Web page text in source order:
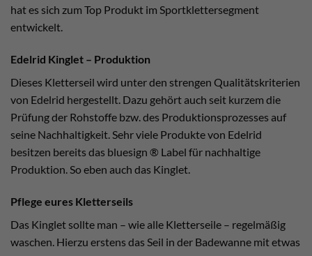
hat es sich zum Top Produkt im Sportklettersegment
entwickelt.
Edelrid Kinglet – Produktion
Dieses Kletterseil wird unter den strengen Qualitätskriterien
von Edelrid hergestellt. Dazu gehört auch seit kurzem die
Prüfung der Rohstoffe bzw. des Produktionsprozesses auf
seine Nachhaltigkeit. Sehr viele Produkte von Edelrid
besitzen bereits das bluesign ® Label für nachhaltige
Produktion. So eben auch das Kinglet.
Pflege eures Kletterseils
Das Kinglet sollte man – wie alle Kletterseile – regelmäßig
waschen. Hierzu erstens das Seil in der Badewanne mit etwas